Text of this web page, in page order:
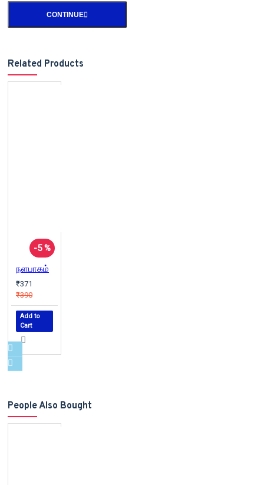
CONTINUE
Related Products
-5 %
நளபாகம்
₹371
₹390
Add to
Cart
People Also Bought